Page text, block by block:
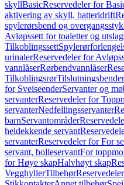
skyllBasicReservedeler for
aktivering av skyll, batteridrift
spylerørsbend og
Avløpssett for toaletter og
Tilkoblingssett
urinalerReservedeler for
vannlåserRørbendvannlåser
TilkoblingsrørTilslutningsbender
for SveiseenderServanter og
servanterReservedeler for
servanterNedfellingsservanter
barnServantområder
heldekkende servant
servanterReservedeler for For
servant, bolleservantFor
for Høye skapHalvhøyt skap
VegghyllerTilbehør